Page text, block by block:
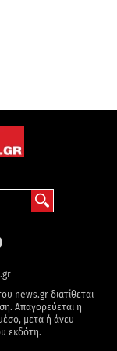
news.gr διατίθεται
Απαγορεύεται η
μετά ή άνευ
εκδότη.